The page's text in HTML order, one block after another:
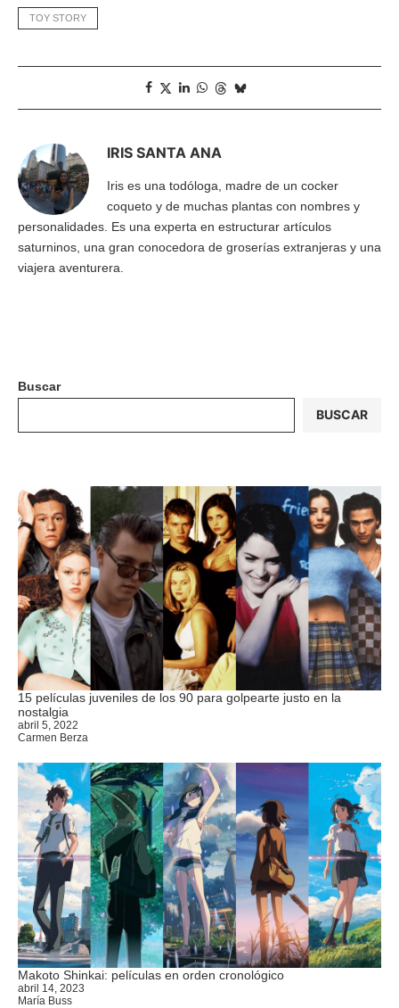
TOY STORY
IRIS SANTA ANA
Iris es una todóloga, madre de un cocker
coqueto y de muchas plantas con nombres y
personalidades. Es una experta en estructurar artículos
saturninos, una gran conocedora de groserías extranjeras y una
viajera aventurera.
Buscar
BUSCAR
15 películas juveniles de los 90 para golpearte justo en la
nostalgia
abril 5, 2022
Carmen Berza
Makoto Shinkai: películas en orden cronológico
abril 14, 2023
María Buss